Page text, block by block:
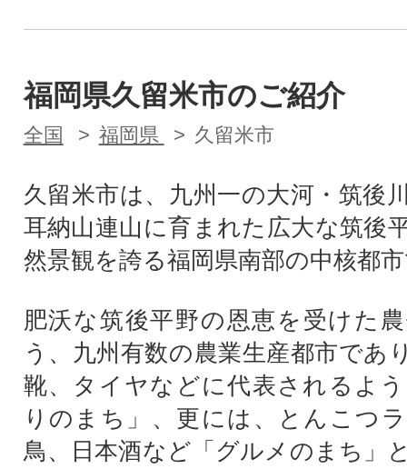
福岡県久留米市のご紹介
全国 福岡県 久留米市
久留米市は、九州一の大河・筑後
耳納山連山に育まれた広大な筑後
然景観を誇る福岡県南部の中核都
肥沃な筑後平野の恩恵を受けた
う、九州有数の農業生産都市であ
靴、タイヤなどに代表されるよ
りのまち」、更には、とんこつ
鳥、日本酒など「グルメのまち」